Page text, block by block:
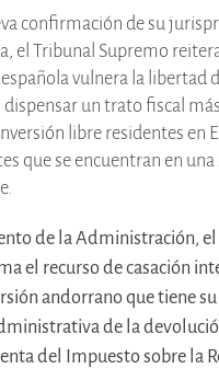
confirmación de su
el Tribunal Supremo
vulnera la libertad
dispensar un trato fiscal
libre residentes en
que se encuentran en
de la Administración, el
el recurso de casación
andorrano que tiene
de la
del Impuesto sobre la